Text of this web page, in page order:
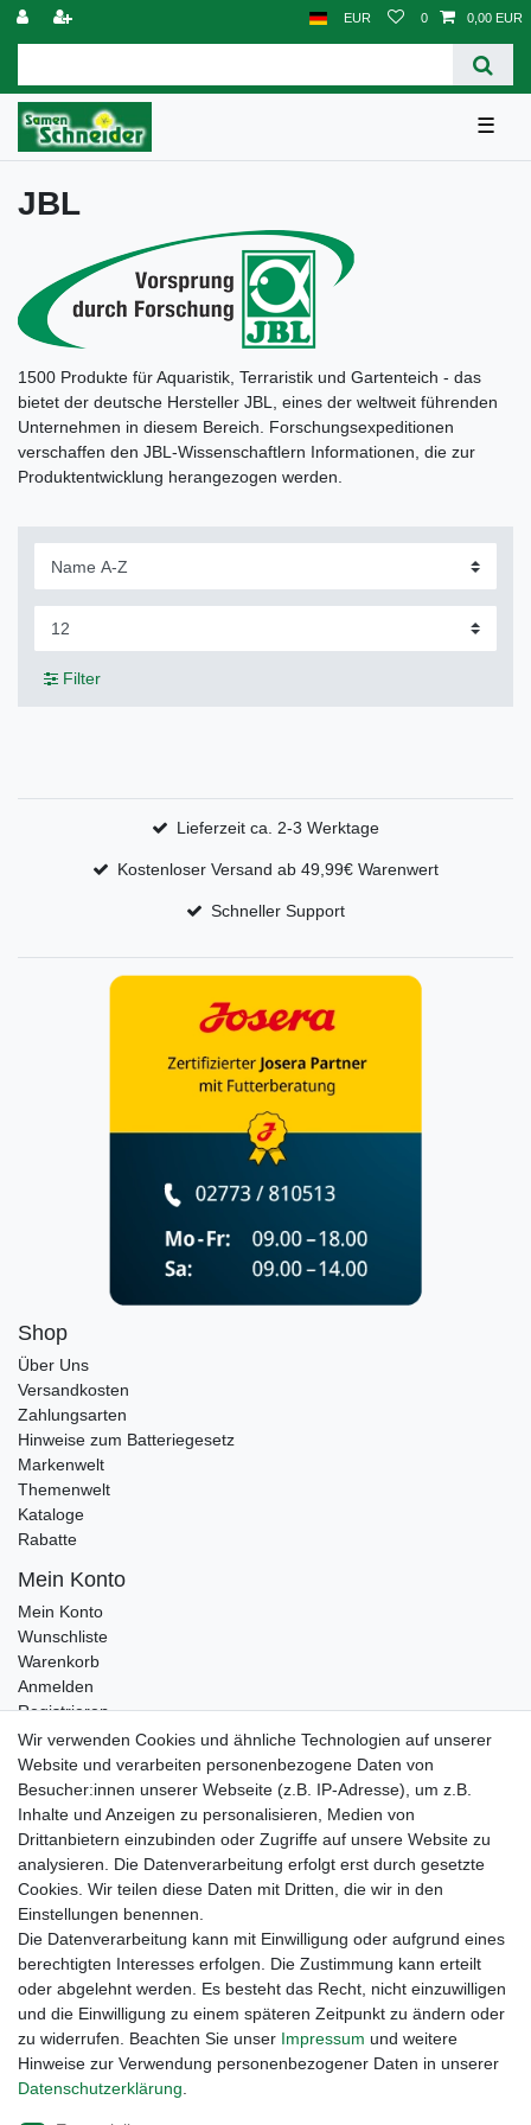
EUR 0 0,00 EUR
☰
JBL
1500 Produkte für Aquaristik, Terraristik und Gartenteich - das
bietet der deutsche Hersteller JBL, eines der weltweit führenden
Unternehmen in diesem Bereich. Forschungsexpeditionen
verschaffen den JBL-Wissenschaftlern Informationen, die zur
Produktentwicklung herangezogen werden.
Filter
Lieferzeit ca. 2-3 Werktage
Kostenloser Versand ab 49,99€ Warenwert
Schneller Support
Shop
Über Uns
Versandkosten
Zahlungsarten
Hinweise zum Batteriegesetz
Markenwelt
Themenwelt
Kataloge
Rabatte
Mein Konto
Mein Konto
Wunschliste
Warenkorb
Anmelden
Registrieren
Kontakt
Newsletter Anmeldung
Newsletter Abmeldung
Widerrufs­recht
Wir verwenden Cookies und ähnliche Technologien auf unserer
Website und verarbeiten personenbezogene Daten von
Besucher:innen unserer Webseite (z.B. IP-Adresse), um z.B.
Inhalte und Anzeigen zu personalisieren, Medien von
Drittanbietern einzubinden oder Zugriffe auf unsere Website zu
analysieren. Die Datenverarbeitung erfolgt erst durch gesetzte
Cookies. Wir teilen diese Daten mit Dritten, die wir in den
Einstellungen benennen.
Die Datenverarbeitung kann mit Einwilligung oder aufgrund eines
berechtigten Interesses erfolgen. Die Zustimmung kann erteilt
oder abgelehnt werden. Es besteht das Recht, nicht einzuwilligen
und die Einwilligung zu einem späteren Zeitpunkt zu ändern oder
zu widerrufen. Beachten Sie unser Impressum und weitere
Hinweise zur Verwendung personenbezogener Daten in unserer
Daten­schutz­erklärung